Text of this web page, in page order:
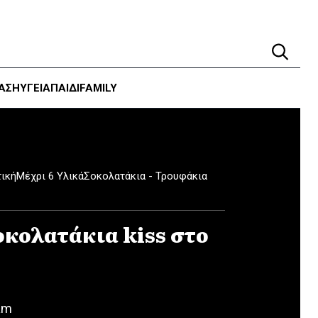
ΥΓΕΊΑΠΑΙΔΙFAMILY
Μέχρι 6 ΥλικάΣοκολατάκια - Τρουφάκια
kiss στο